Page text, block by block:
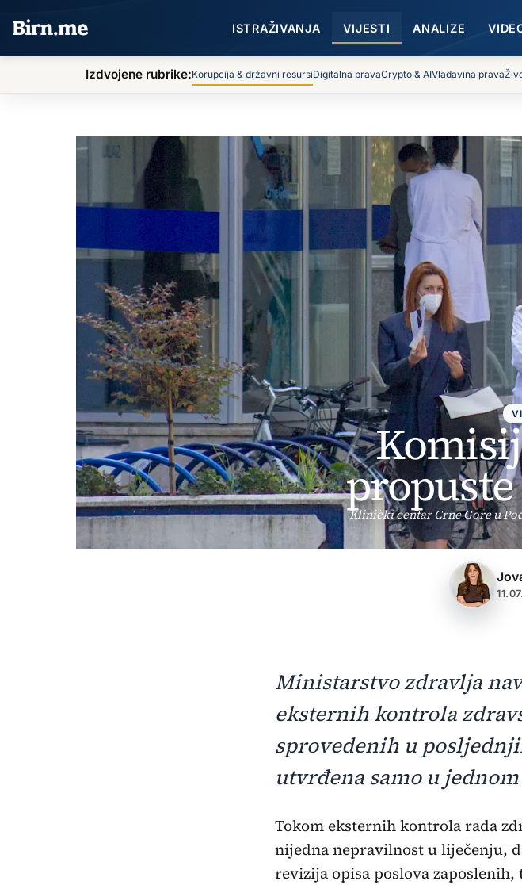
ISTRAŽIVANJA VIJESTI ANALIZE
Izdvojene rubrike:Korupcija & državni resursiDigitalna pravaCrypto & AIVladavina prava
Komisije ne vide propuste u liječenju
Klinički centar Crne Gore u
Ministarstvo zdravlja
eksternih kontrola
sprovedenih u
utvrđena samo u
Tokom eksternih kontrola rada zdravstvenih ustanova nije otkrivena
nijedna nepravilnost u liječenju,
revizija opisa poslova